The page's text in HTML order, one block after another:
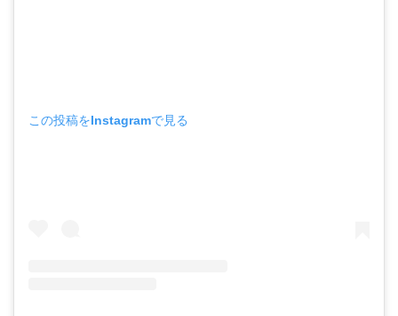
この投稿をInstagramで見る